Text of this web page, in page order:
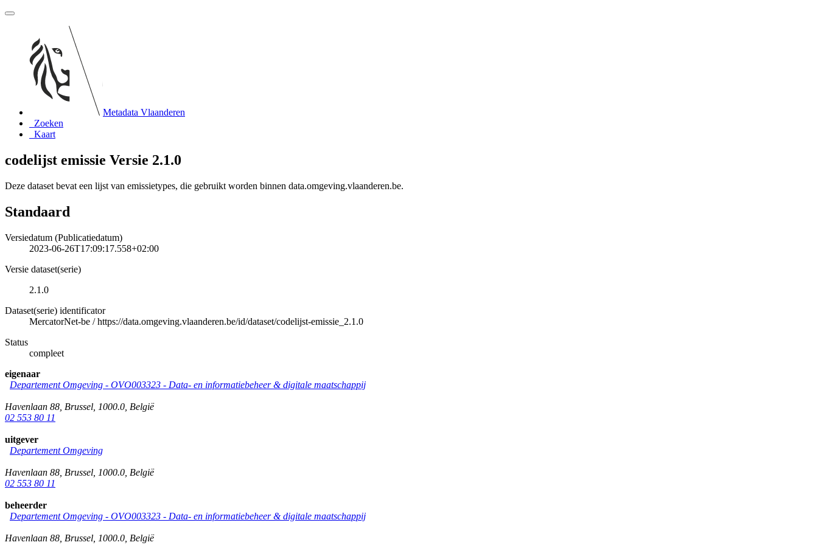
Metadata Vlaanderen
Zoeken
Kaart
codelijst emissie Versie 2.1.0
Deze dataset bevat een lijst van emissietypes, die gebruikt worden binnen data.omgeving.vlaanderen.be.
Standaard
Versiedatum (Publicatiedatum)
2023-06-26T17:09:17.558+02:00
Versie dataset(serie)
2.1.0
Dataset(serie) identificator
MercatorNet-be /https://data.omgeving.vlaanderen.be/id/dataset/codelijst-emissie_2.1.0
Status
compleet
eigenaar
Departement Omgeving - OVO003323 - Data- en informatiebeheer & digitale maatschappij
Havenlaan 88 Brussel 1000.0 België
02 553 80 11
uitgever
Departement Omgeving
Havenlaan 88 Brussel 1000.0 België
02 553 80 11
beheerder
Departement Omgeving - OVO003323 - Data- en informatiebeheer & digitale maatschappij
Havenlaan 88 Brussel 1000.0 België